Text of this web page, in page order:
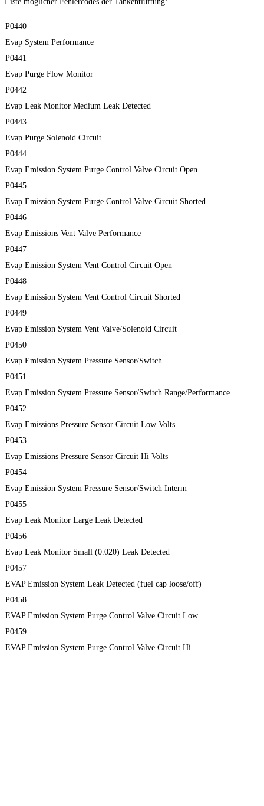
P0440
Evap System Performance
P0441
Evap Purge Flow Monitor
P0442
Evap Leak Monitor Medium Leak Detected
P0443
Evap Purge Solenoid Circuit
P0444
Evap Emission System Purge Control Valve Circuit Open
P0445
Evap Emission System Purge Control Valve Circuit Shorted
P0446
Evap Emissions Vent Valve Performance
P0447
Evap Emission System Vent Control Circuit Open
P0448
Evap Emission System Vent Control Circuit Shorted
P0449
Evap Emission System Vent Valve/Solenoid Circuit
P0450
Evap Emission System Pressure Sensor/Switch
P0451
Evap Emission System Pressure Sensor/Switch Range/Performance
P0452
Evap Emissions Pressure Sensor Circuit Low Volts
P0453
Evap Emissions Pressure Sensor Circuit Hi Volts
P0454
Evap Emission System Pressure Sensor/Switch Interm
P0455
Evap Leak Monitor Large Leak Detected
P0456
Evap Leak Monitor Small (0.020) Leak Detected
P0457
EVAP Emission System Leak Detected (fuel cap loose/off)
P0458
EVAP Emission System Purge Control Valve Circuit Low
P0459
EVAP Emission System Purge Control Valve Circuit Hi